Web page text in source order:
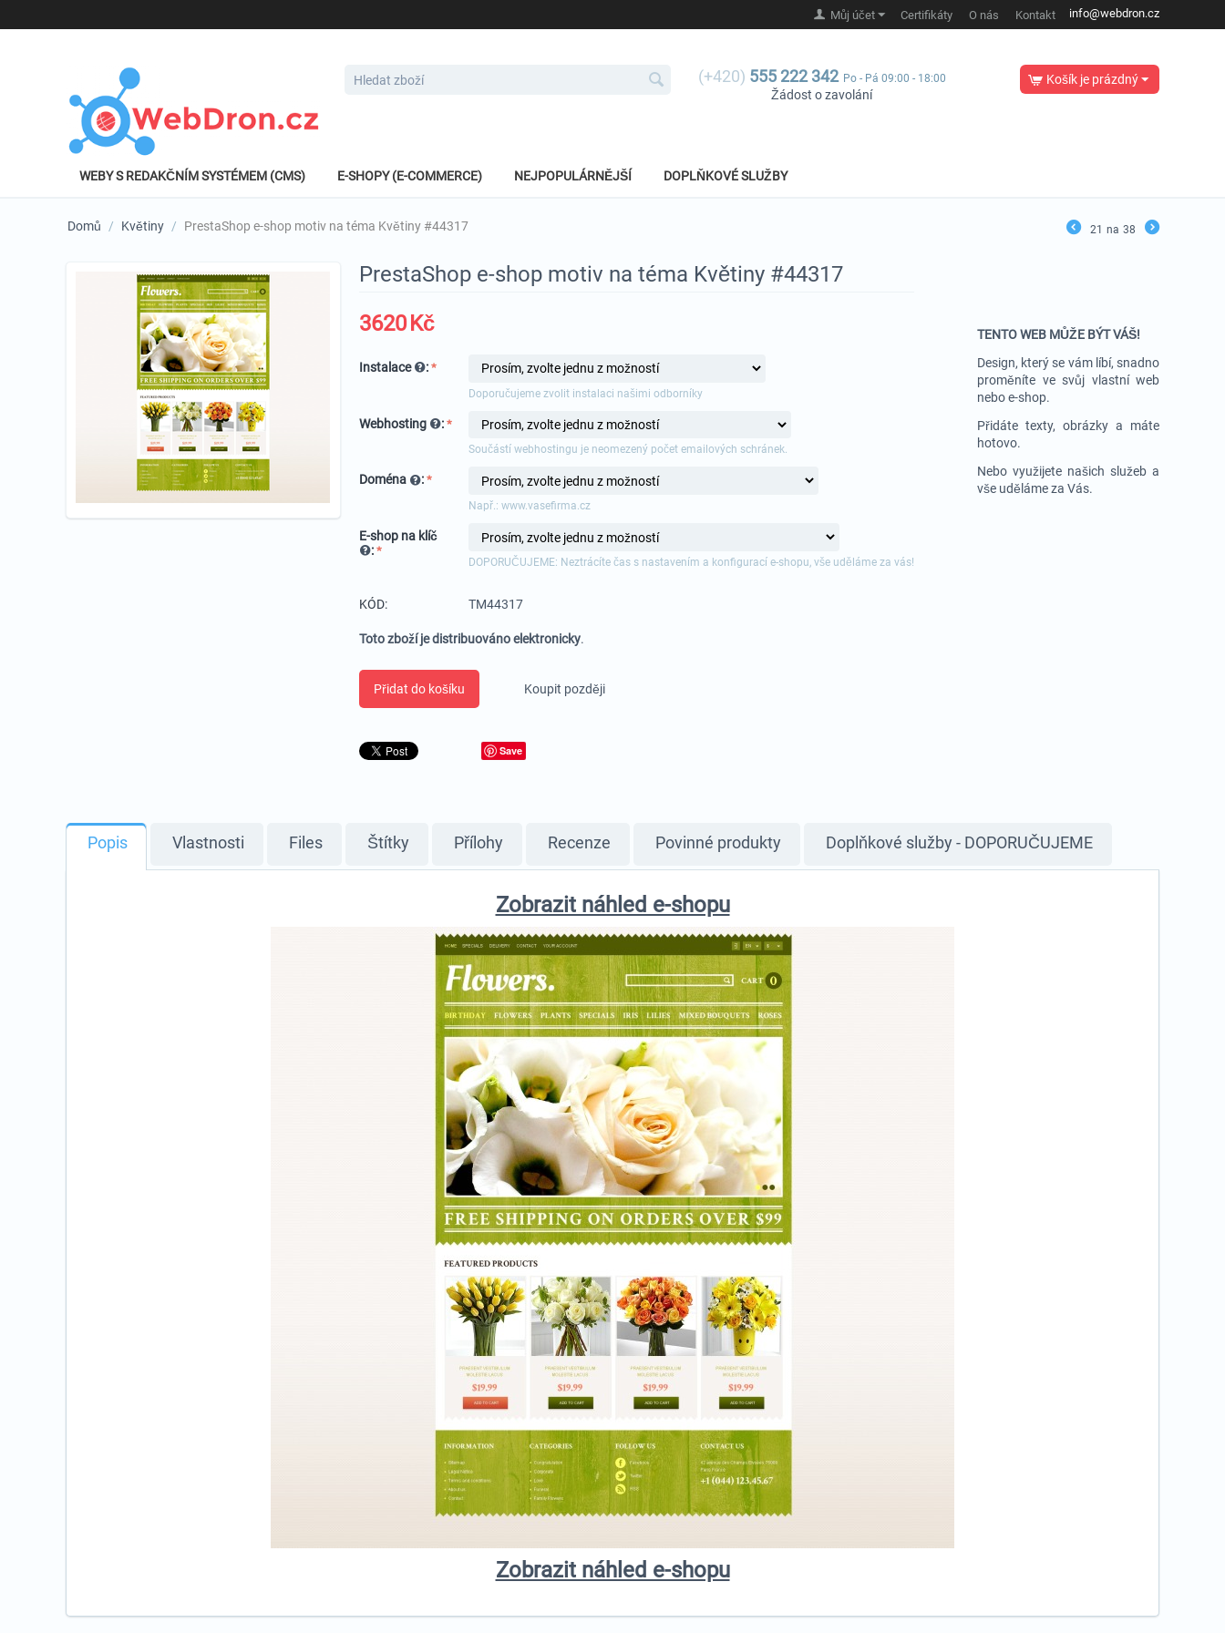
info@webdron.cz
Certifikáty O nás Kontakt
Můj účet
(+420) 555 222 342 Po - Pá 09:00 - 18:00
Žádost o zavolání
Košík je prázdný
WEBY S REDAKČNÍM SYSTÉMEM (CMS) E-SHOPY (E-COMMERCE) NEJPOPULÁRNĚJŠÍ DOPLŇKOVÉ SLUŽBY
Domů / Květiny / PrestaShop e-shop motiv na téma Květiny #44317 21 na 38
PrestaShop e-shop motiv na téma Květiny #44317
TENTO WEB MŮŽE BÝT VÁŠ!
Design, který se vám líbí, snadno
proměníte ve svůj vlastní web
nebo e-shop.
Přidáte texty, obrázky a máte
hotovo.
Nebo využijete našich služeb a
vše uděláme za Vás.
3620Kč
Instalace :
Doporučujeme zvolit instalaci našimi odborníky
Webhosting :
Součástí webhostingu je neomezený počet emailových schránek.
Doména :
Např.: www.vasefirma.cz
E-shop na klíč
:
DOPORUČUJEME: Neztrácíte čas s nastavením a konfigurací e-shopu, vše uděláme za vás!
KÓD: TM44317
Toto zboží je distribuováno elektronicky.
Přidat do košíku Koupit později
Save
Popis Vlastnosti Files Štítky Přílohy Recenze Povinné produkty Doplňkové služby - DOPORUČUJEME
Zobrazit náhled e-shopu
Zobrazit náhled e-shopu